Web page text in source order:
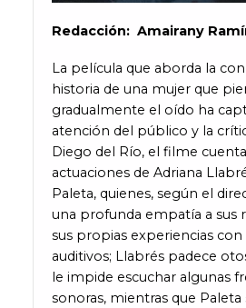
Redacción: Amairany
La película que aborda la
historia de una mujer que
gradualmente el oído ha
atención del público y la
Diego del Río, el filme
actuaciones de Adriana
Paleta, quienes, según el
una profunda empatía a sus
sus propias experiencias
auditivos; Llabrés padece
le impide escuchar algunas
sonoras, mientras que